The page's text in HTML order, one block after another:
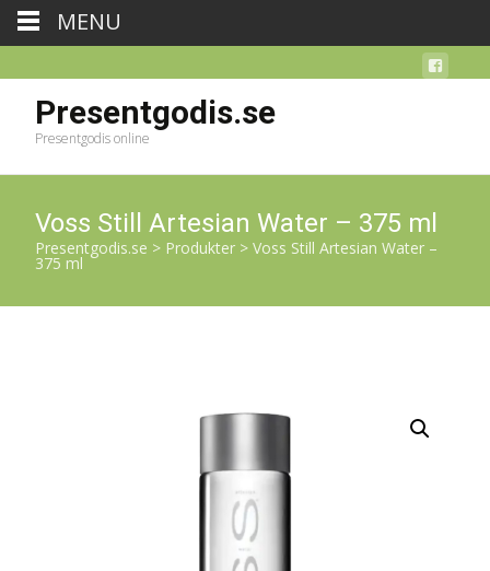
Presentgodis.se
Presentgodis online
Voss Still Artesian Water – 375 ml
Presentgodis.se > Produkter > Voss Still Artesian Water –
375 ml
MENU